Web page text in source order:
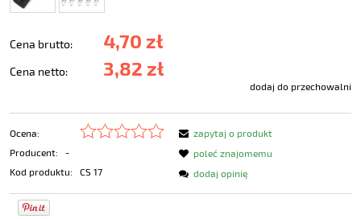
Cena brutto: 4,70 zł
Cena netto: 3,82 zł
dodaj do przechowalni
Ocena:
Producent:
-
Kod produktu:
CS 17
zapytaj o produkt
poleć znajomemu
dodaj opinię